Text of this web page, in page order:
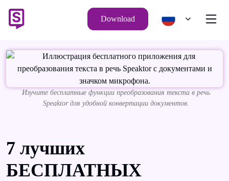
Download
Изучите бесплатные функции преобразования текста в речь
Speaktor для удобной конвертации документов.
7 лучших
БЕСПЛАТНЫХ